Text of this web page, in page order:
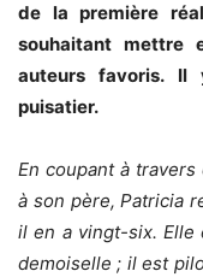
de la première
souhaitant mettre
auteurs favoris. Il
puisatier.
En coupant à
à son père, Patricia
il en a vingt-six. Elle
demoiselle ; il est